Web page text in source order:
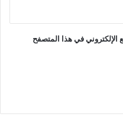
الإلكتروني في هذا المتصفح